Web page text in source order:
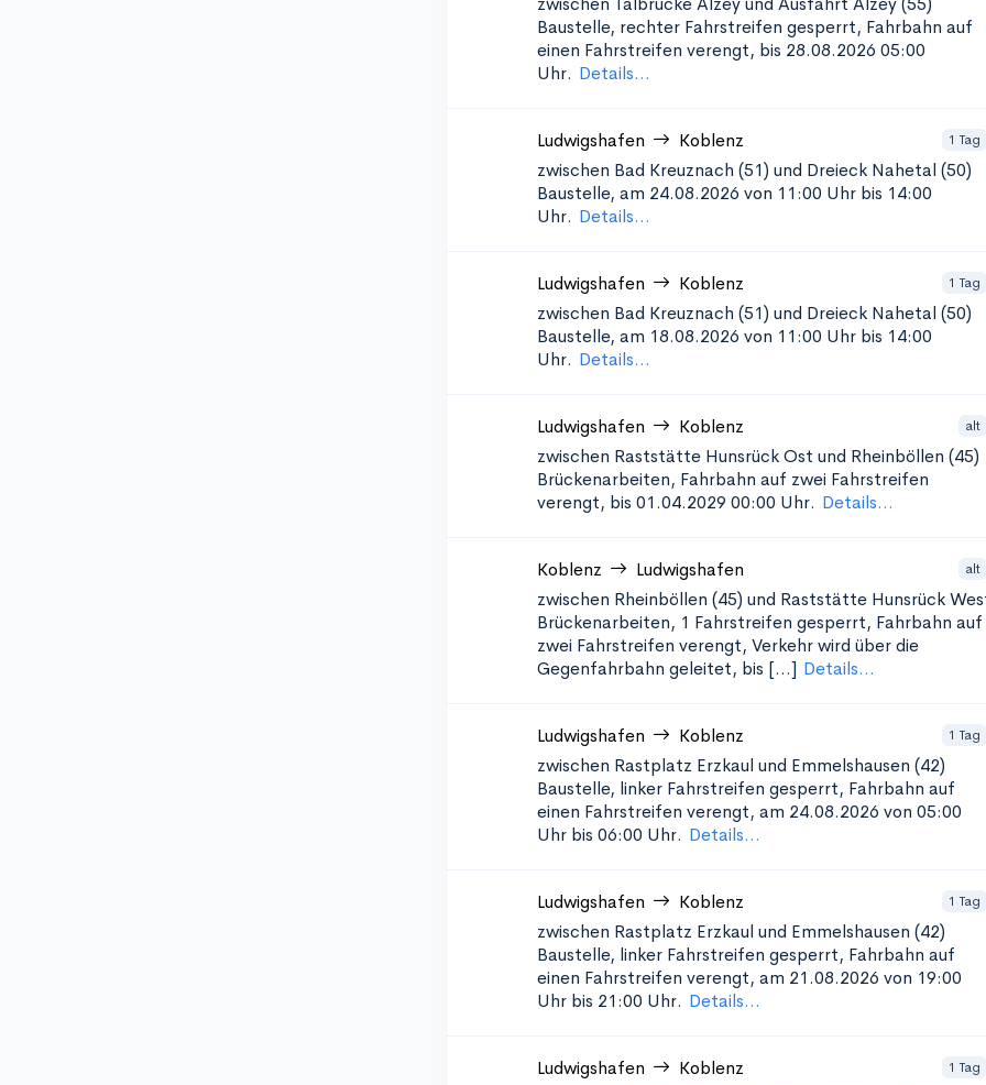
Baustelle, rechter Fahrstreifen gesperrt, Fahrbahn auf
einen Fahrstreifen verengt, bis 28.08.2026 05:00
Uhr. Details...
Ludwigshafen Koblenz 1 Tag
zwischen Bad Kreuznach (51) und Dreieck Nahetal (50)
Baustelle, am 24.08.2026 von 11:00 Uhr bis 14:00
Uhr. Details...
Ludwigshafen Koblenz 1 Tag
zwischen Bad Kreuznach (51) und Dreieck Nahetal (50)
Baustelle, am 18.08.2026 von 11:00 Uhr bis 14:00
Uhr. Details...
Ludwigshafen Koblenz alt
zwischen Raststätte Hunsrück Ost und Rheinböllen (45)
Brückenarbeiten, Fahrbahn auf zwei Fahrstreifen
verengt, bis 01.04.2029 00:00 Uhr. Details...
Koblenz Ludwigshafen alt
zwischen Rheinböllen (45) und Raststätte Hunsrück
Brückenarbeiten, 1 Fahrstreifen gesperrt, Fahrbahn auf
zwei Fahrstreifen verengt, Verkehr wird über die
Gegenfahrbahn geleitet, bis [...] Details...
Ludwigshafen Koblenz 1 Tag
zwischen Rastplatz Erzkaul und Emmelshausen (42)
Baustelle, linker Fahrstreifen gesperrt, Fahrbahn auf
einen Fahrstreifen verengt, am 24.08.2026 von 05:00
Uhr bis 06:00 Uhr. Details...
Ludwigshafen Koblenz 1 Tag
zwischen Rastplatz Erzkaul und Emmelshausen (42)
Baustelle, linker Fahrstreifen gesperrt, Fahrbahn auf
einen Fahrstreifen verengt, am 21.08.2026 von 19:00
Uhr bis 21:00 Uhr. Details...
Ludwigshafen Koblenz 1 Tag